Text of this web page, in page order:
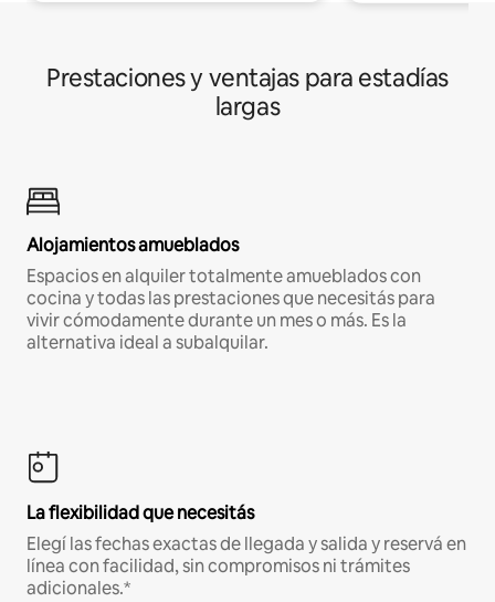
Prestaciones y ventajas para estadías
largas
Alojamientos amueblados
Espacios en alquiler totalmente amueblados con
cocina y todas las prestaciones que necesitás para
vivir cómodamente durante un mes o más. Es la
alternativa ideal a subalquilar.
La flexibilidad que necesitás
Elegí las fechas exactas de llegada y salida y reservá en
línea con facilidad, sin compromisos ni trámites
adicionales.*